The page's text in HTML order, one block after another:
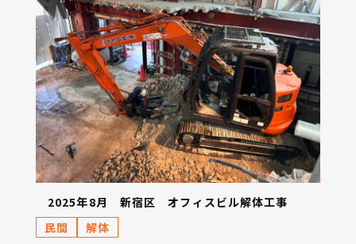
2025年8月 新宿区 オフィスビル解体工事
民間
解体